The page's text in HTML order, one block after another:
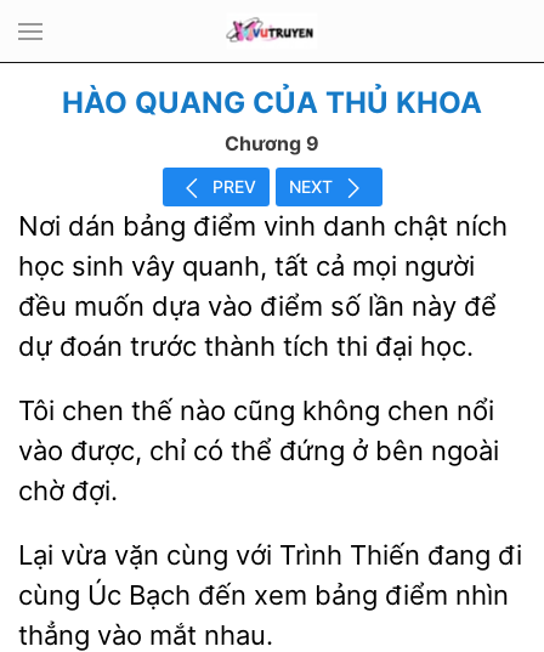
HÀO QUANG CỦA THỦ KHOA
Chương 9
PREV NEXT
Nơi dán bảng điểm vinh danh chật ních
học sinh vây quanh, tất cả mọi người
đều muốn dựa vào điểm số lần này
dự đoán trước
tích thi học.
Tôi chen thế nào cũng không chen nổi
được, chỉ có thể
ở bên ngoài
đợi.
Lại vừa vặn cùng
Trình Thiến đang đi
Úc Bạch đến xem bảng điểm
thẳng vào mắt nhau.